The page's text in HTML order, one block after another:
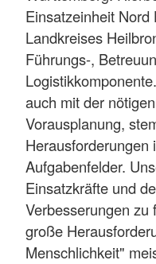
Einsatzeinheit
Landkreises
Führungs-,
auch mit der
Vorausplanung,
Herausforderungen
Aufgabenfelder.
Einsatzkräfte und
Verbesserungen zu
große
Menschlichkeit"